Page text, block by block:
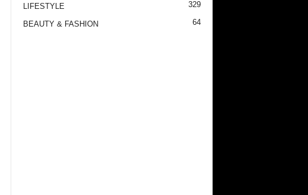
LIFESTYLE 329
BEAUTY & FASHION 64